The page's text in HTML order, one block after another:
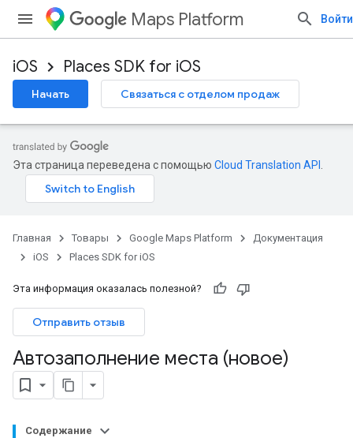
Maps Platform Войти
iOS Places SDK for iOS
Начать Связаться с отделом продаж
Эта страница переведена с помощью Cloud Translation API
Главная Товары Google Maps Platform
Документация
iOS
Places SDK for iOS
Эта информация оказалась полезной?
Отправить отзыв
Автозаполнение места (новое)
Содержание